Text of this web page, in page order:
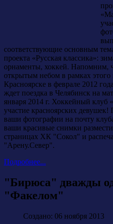
соответствующие основным
проекта «Русская классика»:
орнаменты, хоккей. Напомним,
открытым небом в рамках этого
Красноярске в феврале 2012
ждет поездка в Челябинск на
января 2014 г. Хоккейный клуб
участие красноярских
ваши фотографии на почту
ваши красивые снимки
страницах ХК "Сокол" и
"Арену.Север".
Подробнее...
"Бирюса" дважды
"Факелом"
Создано: 06 ноября 2013